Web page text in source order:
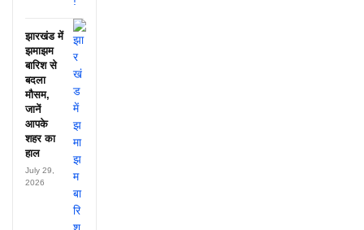
झारखंड में
झमाझम
बारिश से
बदला
मौसम,
जानें
आपके
शहर का
हाल
July 29,
2026